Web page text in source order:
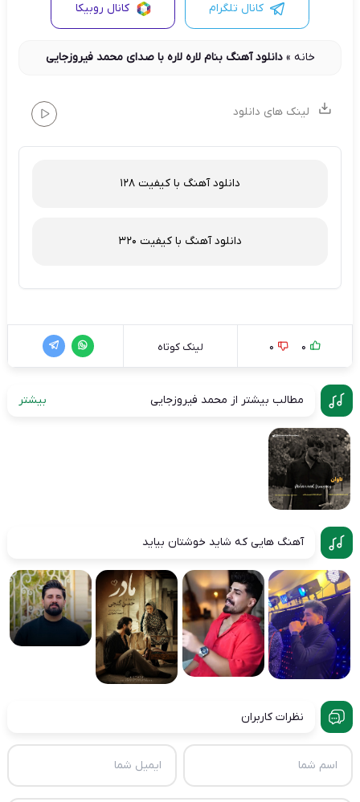
کانال تلگرام کانال روبیکا
خانه »دانلود آهنگ بنام لاره لاره با صدای محمد فیروزجایی
لینک های دانلود
دانلود آهنگ با کیفیت 128
دانلود آهنگ با کیفیت 320
0
0 لینک کوتاه
مطالب بیشتر از محمد فیروزجایی بیشتر
آهنگ هایی که شاید خوشتان بیاید
نظرات کاربران